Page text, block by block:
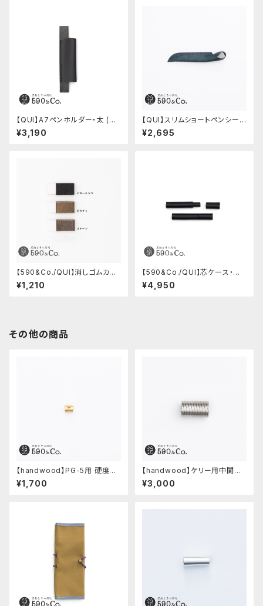
【QUI】A7ペンホルダー・太 (ブ
ラック)
¥3,190
【QUI】スリムショートペンシー
ス・プエブロ (ペトローリオ)
¥2,695
【590&Co./QUI】消しゴムカバ
ーS・クードゥー
¥1,210
【590&Co./QUI】芯ケース・ブッ
テーロ (ブラック)
¥4,950
その他の商品
【handwood】PG-5用 硬度表
示窓 (真鍮/丸窓)
¥1,700
【handwood】ケリー用中間パ
ーツ/カスタムグリップ (多条/ス
テンレス)
¥3,000